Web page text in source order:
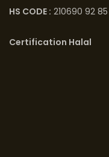
HS CODE : 210690 92 85
Certification Halal